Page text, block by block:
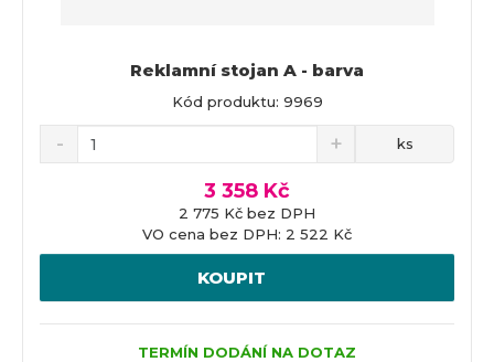
Reklamní stojan A - barva
Kód produktu: 9969
3 358 Kč
2 775 Kč bez DPH
VO cena bez DPH: 2 522 Kč
ks
KOUPIT
TERMÍN DODÁNÍ NA DOTAZ